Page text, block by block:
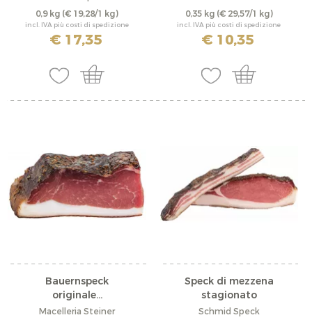
0,9 kg (€ 19,28/1 kg)
incl. IVA più costi di spedizione
€ 17,35
0,35 kg (€ 29,57/1 kg)
incl. IVA più costi di spedizione
€ 10,35
Bauernspeck
originale...
Macelleria Steiner
Speck di mezzena
stagionato
Schmid Speck